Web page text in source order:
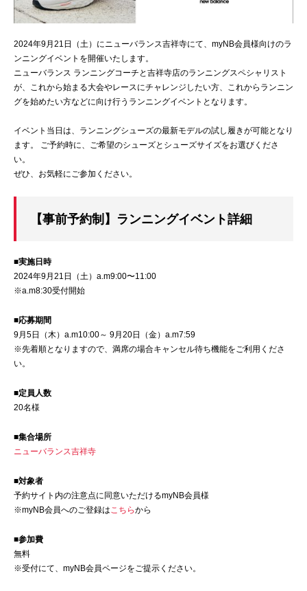
2024年9月21日（土）にニューバランス吉祥寺にて、myNB会員様向けのラ
ンニングイベントを開催いたします。
ニューバランス ランニングコーチと吉祥寺店のランニングスペシャリスト
が、これから始まる大会やレースにチャレンジしたい方、これからランニン
グを始めたい方などに向け行うランニングイベントとなります。
イベント当日は、ランニングシューズの最新モデルの試し履きが可能となり
ます。 ご予約時に、ご希望のシューズとシューズサイズをお選びくださ
い。
ぜひ、お気軽にご参加ください。
【事前予約制】ランニングイベント詳細
■実施日時
2024年9月21日（土）a.m9:00〜11:00
※a.m8:30受付開始
■応募期間
9月5日（木）a.m10:00～ 9月20日（金）a.m7:59
※先着順となりますので、満席の場合キャンセル待ち機能をご利用くださ
い。
■定員人数
20名様
■集合場所
ニューバランス吉祥寺
■対象者
予約サイト内の注意点に同意いただけるmyNB会員様
※myNB会員へのご登録はこちらから
■参加費
無料
※受付にて、myNB会員ページをご提示ください。